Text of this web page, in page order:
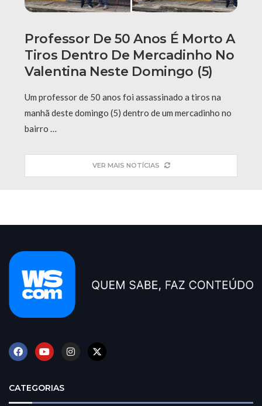
Professor De 50 Anos É Morto A
Tiros Dentro De Mercadinho No
Valentina Neste Domingo (5)
Um professor de 50 anos foi assassinado a tiros na
manhã deste domingo (5) dentro de um mercadinho no
bairro …
VER MAIS NOTÍCIAS
CATEGORIAS